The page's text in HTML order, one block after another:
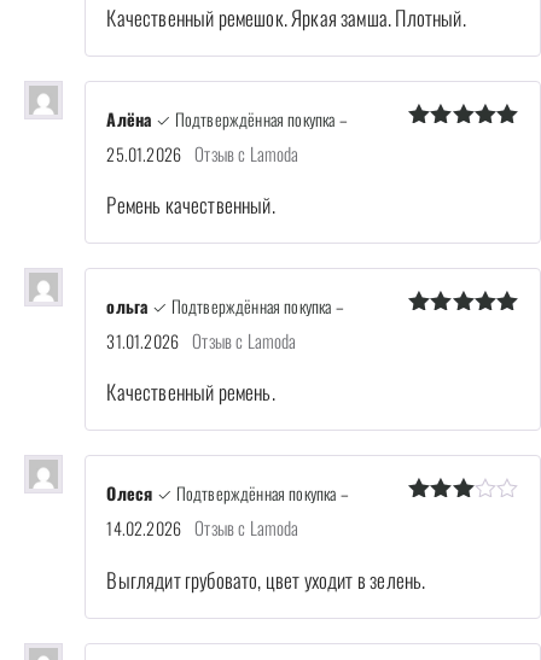
Качественный ремешок. Яркая замша. Плотный.
Алёна ✓ Подтверждённая покупка–
25.01.2026 Отзыв с Lamoda
Ремень качественный.
ольга ✓ Подтверждённая покупка–
31.01.2026 Отзыв с Lamoda
Качественный ремень.
Олеся ✓ Подтверждённая покупка–
14.02.2026 Отзыв с Lamoda
Выглядит грубовато, цвет уходит в зелень.